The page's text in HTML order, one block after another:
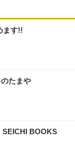
ます!!
たまや
SEICHI BOOKS